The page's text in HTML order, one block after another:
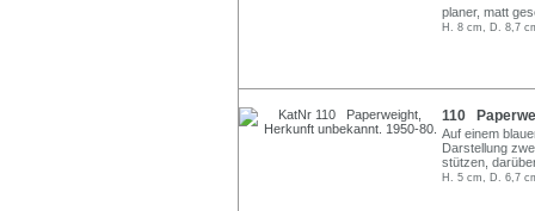
planer, matt
H. 8 cm, D. 8,7
110
Auf einem
Darstellung
stützen,
H. 5 cm, D. 6,7